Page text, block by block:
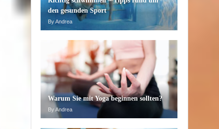
den gesunden Sport
By Andrea
Warum Sie mit Yoga beginnen sollten?
By Andrea